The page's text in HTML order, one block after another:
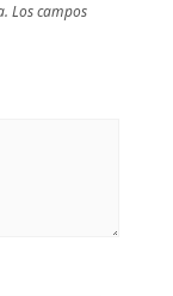
Los campos